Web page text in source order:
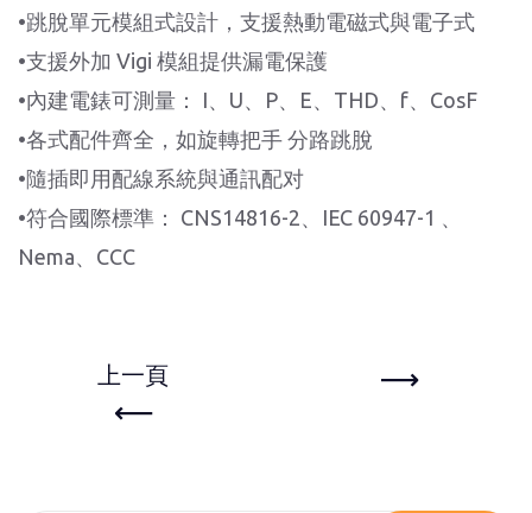
•跳脫單元模組式設計，支援熱動電磁式與電子式
•支援外加 Vigi 模組提供漏電保護
•內建電錶可測量： I、U、P、E、THD、f、CosF
•各式配件齊全，如旋轉把手 分路跳脫
•隨插即用配線系統與通訊配对
•符合國際標準： CNS14816-2、IEC 60947-1 、
Nema、CCC
上一頁